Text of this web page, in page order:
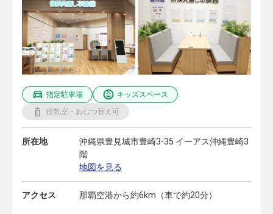
指定駐車場
キッズスペース
授乳室・おむつ替え可
所在地
沖縄県豊見城市豊崎3-35 イーアス沖縄豊崎3
階
地図を見る
アクセス 那覇空港から約6km（車で約20分）